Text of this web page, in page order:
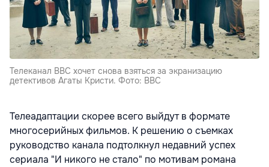
Телеканал BBC хочет снова взяться за экранизацию
детективов Агаты Кристи. Фото: BBC
Телеадаптации скорее всего выйдут в формате
многосерийных фильмов. К решению о съемках
руководство канала подтолкнул недавний успех
сериала "И никого не стало" по мотивам романа